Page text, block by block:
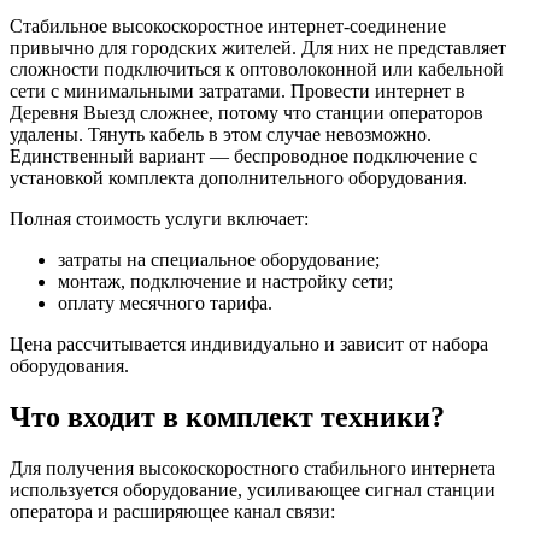
Стабильное высокоскоростное интернет-соединение
привычно для городских жителей. Для них не представляет
сложности подключиться к оптоволоконной или кабельной
сети с минимальными затратами. Провести интернет в
Деревня Выезд сложнее, потому что станции операторов
удалены. Тянуть кабель в этом случае невозможно.
Единственный вариант — беспроводное подключение с
установкой комплекта дополнительного оборудования.
Полная стоимость услуги включает:
затраты на специальное оборудование;
монтаж, подключение и настройку сети;
оплату месячного тарифа.
Цена рассчитывается индивидуально и зависит от набора
оборудования.
Что входит в комплект техники?
Для получения высокоскоростного стабильного интернета
используется оборудование, усиливающее сигнал станции
оператора и расширяющее канал связи: